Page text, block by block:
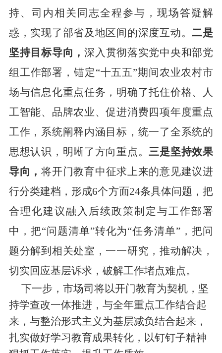
持、司内相关同志全程参与，现场答疑解
惑，实现了部省及地区间的深度互动。二是
坚持目标导向，深入贯彻落实党中央和部党
组工作部署，锚定“十五五”期间农业农村市
场与信息化重点任务，明确了托住价格、人
工智能、品牌农业、促进消费四项年度重点
工作，系统阐释内涵目标，统一了全系统的
思想认识，明晰了方向重点。三是坚持效果
导向，将开门教育中征求上来的意见建议进
行分类建档，形成6个方面24条具体问题，把
合理化建议融入后续政策制定与工作部署
中，把“问题清单”转化为“任务清单”，把问
题分解到相关处室，一一研究，推动解决，
切实回应基层诉求，破解工作堵点难点。
下一步，市场司将以开门教育为契机，坚
持学查改一体推进，与全年重点工作结合起
来，与整治形式主义为基层减负结合起来，
扎实做好学习教育成果转化，以钉钉子精神